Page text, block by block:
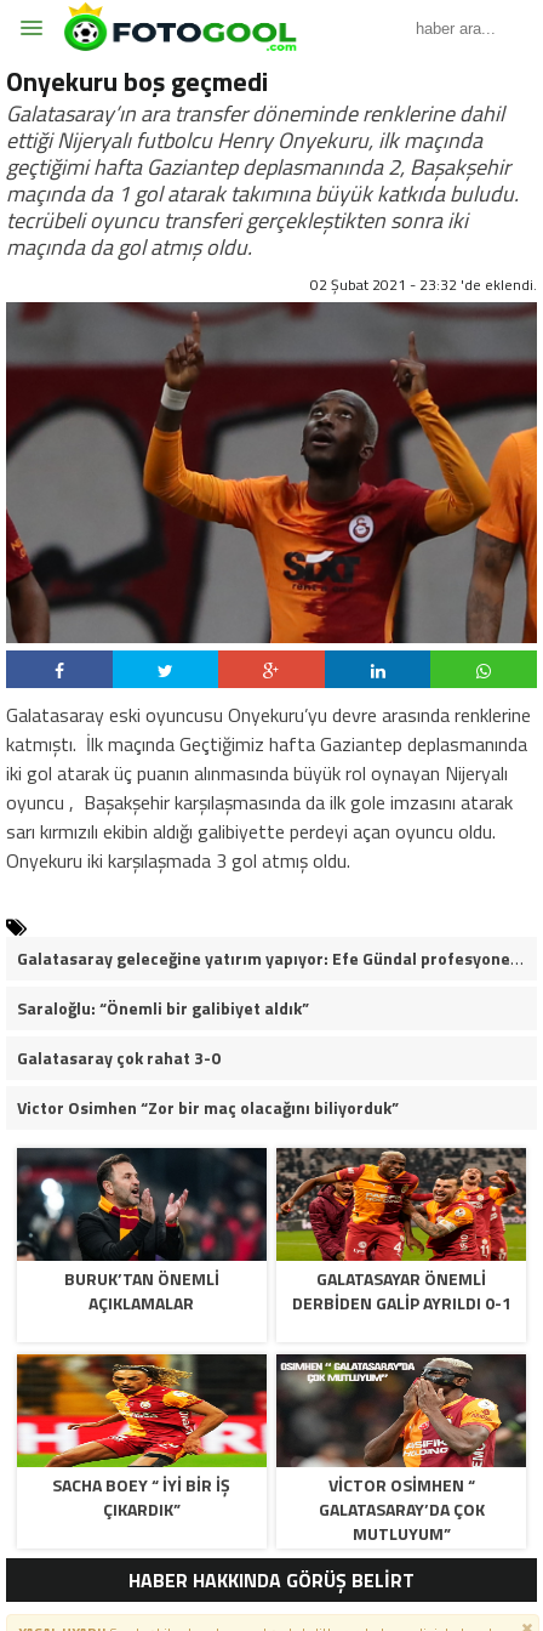
Onyekuru boş geçmedi
Galatasaray’ın ara transfer döneminde renklerine dahil
ettiği Nijeryalı futbolcu Henry Onyekuru, ilk maçında
geçtiğimi hafta Gaziantep deplasmanında 2, Başakşehir
maçında da 1 gol atarak takımına büyük katkıda buludu.
tecrübeli oyuncu transferi gerçekleştikten sonra iki
maçında da gol atmış oldu.
02 Şubat 2021 - 23:32 'de eklendi.
Galatasaray eski oyuncusu Onyekuru’yu devre arasında renklerine
katmıştı. İlk maçında Geçtiğimiz hafta Gaziantep deplasmanında
iki gol atarak üç puanın alınmasında büyük rol oynayan Nijeryalı
oyuncu , Başakşehir karşılaşmasında da ilk gole imzasını atarak
sarı kırmızılı ekibin aldığı galibiyette perdeyi açan oyuncu oldu.
Onyekuru iki karşılaşmada 3 gol atmış oldu.
Galatasaray geleceğine yatırım yapıyor: Efe Gündal profesyonel sözleşmeye çok yakın
Saraloğlu: “Önemli bir galibiyet aldık”
Galatasaray çok rahat 3-0
Victor Osimhen “Zor bir maç olacağını biliyorduk”
BURUK’TAN ÖNEMLI
AÇIKLAMALAR
GALATASAYAR ÖNEMLI
DERBIDEN GALIP AYRILDI 0-1
SACHA BOEY “ İYI BIR IŞ
ÇIKARDIK”
VICTOR OSIMHEN “
GALATASARAY’DA ÇOK
MUTLUYUM”
HABER HAKKINDA GÖRÜŞ BELİRT